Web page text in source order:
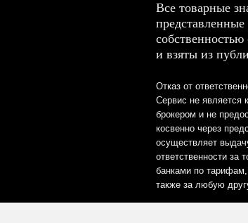
Все товарные
и взяты из
Отказ от
Сервис не является
брокером и не
косвенно через
осуществляет
ответственности за
банками по
также за любую